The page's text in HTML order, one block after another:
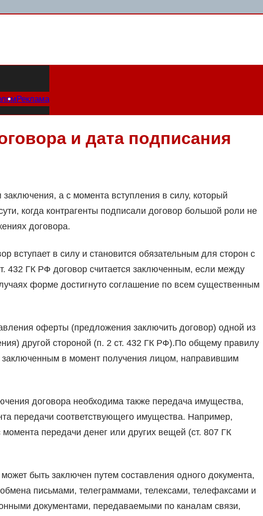
Реклама
и дата подписания
а с момента вступления в силу, который
когда контрагенты подписали договор большой роли не
договора.
вступает в силу и становится обязательным для сторон с
432 ГК РФ договор считается заключенным, если между
форме достигнуто соглашение по всем существенным
оферты (предложения заключить договор) одной из
другой стороной (п. 2 ст. 432 ГК РФ).По общему правилу
заключенным в момент получения лицом, направившим
договора необходима также передача имущества,
передачи соответствующего имущества. Например,
передачи денег или других вещей (ст. 807 ГК
быть заключен путем составления одного документа,
письмами, телеграммами, телексами, телефаксами и
документами, передаваемыми по каналам связи,